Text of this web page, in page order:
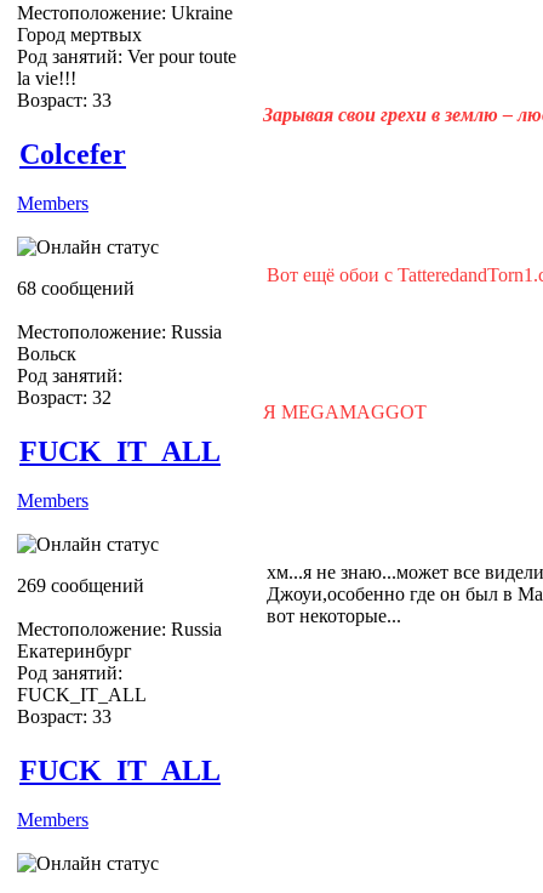
Местоположение: Ukraine
Город мертвых
Род занятий: Ver pour toute
la vie!!!
Возраст: 33
Зарывая свои грехи в землю –
Colcefer
Members
68 сообщений
Местоположение: Russia
Вольск
Род занятий:
Возраст: 32
Вот ещё обои с
Я MEGAMAGGOT
FUCK_IT_ALL
Members
269 сообщений
Местоположение: Russia
Екатеринбург
Род занятий:
FUCK_IT_ALL
Возраст: 33
хм...я не знаю...может все
Джоуи,особенно где он был в
вот некоторые...
FUCK_IT_ALL
Members